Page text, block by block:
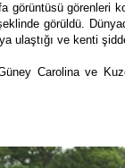
görenleri
görüldü.
ulaştığı ve kenti
Carolina ve